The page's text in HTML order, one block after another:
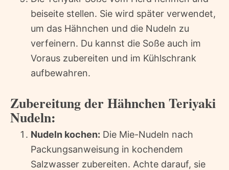
beiseite stellen. Sie wird später verwendet,
um das Hähnchen und die Nudeln zu
verfeinern. Du kannst die Soße auch im
Voraus zubereiten und im Kühlschrank
aufbewahren.
Zubereitung der Hähnchen Teriyaki
Nudeln:
Nudeln kochen: Die Mie-Nudeln nach
Packungsanweisung in kochendem
Salzwasser zubereiten. Achte darauf, sie